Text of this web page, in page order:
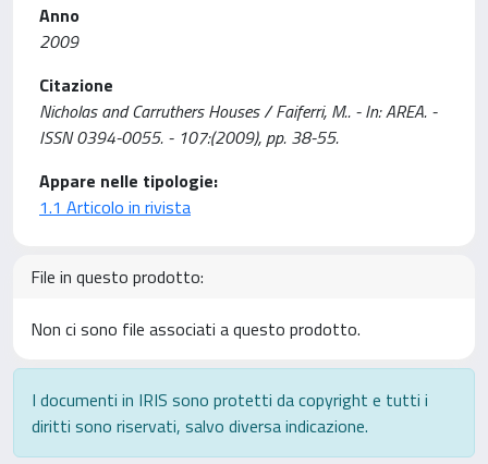
Anno
2009
Citazione
Nicholas and Carruthers Houses / Faiferri, M.. - In: AREA. -
ISSN 0394-0055. - 107:(2009), pp. 38-55.
Appare nelle tipologie:
1.1 Articolo in rivista
File in questo prodotto:
Non ci sono file associati a questo prodotto.
I documenti in IRIS sono protetti da copyright e tutti i
diritti sono riservati, salvo diversa indicazione.